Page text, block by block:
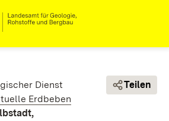
Dienst
Erdbeben
Teilen